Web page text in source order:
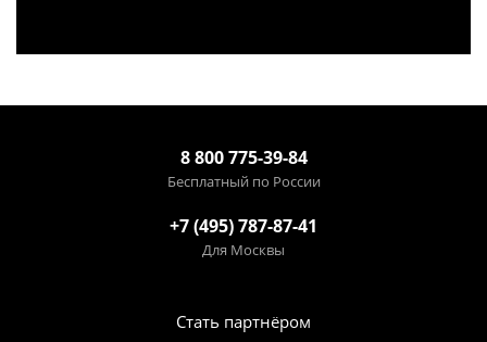
8 800 775-39-84
Бесплатный по России
+7 (495) 787-87-41
Для Москвы
Стать партнёром